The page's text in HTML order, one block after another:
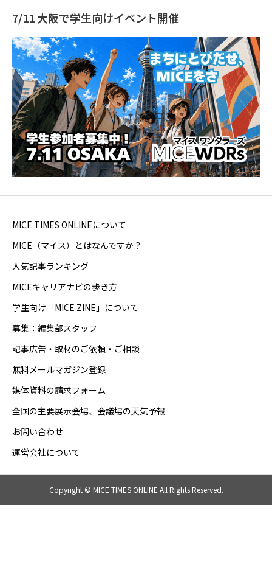
7/11 大阪で学生向けイベント開催
MICE TIMES ONLINEについて
MICE（マイス）とはなんですか？
人気記事ランキング
MICEキャリアナビの歩き方
学生向け「MICE ZINE」について
募集：編集部スタッフ
記事広告・取材のご依頼・ご相談
無料メールマガジン登録
媒体資料の請求フォーム
全国の主要展示会場、会議場の天気予報
お問い合わせ
運営会社について
Copyright © MICE TIMES ONLINE All Rights Reserved.